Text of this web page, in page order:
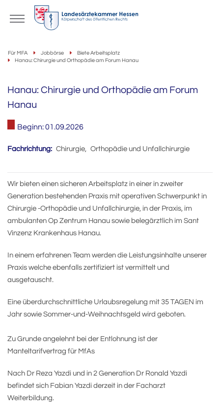
Für MFA Jobbörse
Biete Arbeitsplatz
Hanau: Chirurgie und Orthopädie am Forum Hanau
Hanau: Chirurgie und Orthopädie am Forum
Hanau
Beginn: 01.09.2026
Fachrichtung: Chirurgie, Orthopädie und Unfallchirurgie
Wir bieten einen sicheren Arbeitsplatz in einer in zweiter
Generation bestehenden Praxis mit operativen Schwerpunkt in
Chirurgie -Orthopädie und Unfallchirurgie, in der Praxis, im
ambulanten Op Zentrum Hanau sowie belegärztlich im Sant
Vinzenz Krankenhaus Hanau.
In einem erfahrenen Team werden die Leistungsinhalte unserer
Praxis welche ebenfalls zertifiziert ist vermittelt und
ausgetauscht.
Eine überdurchschnittliche Urlaubsregelung mit 35 TAGEN im
Jahr sowie Sommer-und-Weihnachtsgeld wird geboten.
Zu Grunde angelehnt bei der Entlohnung ist der
Manteltarifvertrag für MfAs
Nach Dr Reza Yazdi und in 2 Generation Dr Ronald Yazdi
befindet sich Fabian Yazdi derzeit in der Facharzt
Weiterbildung.